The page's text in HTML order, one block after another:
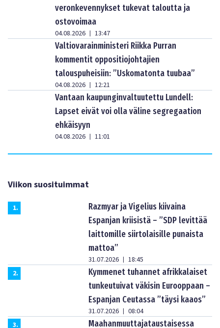
veronkevennykset tukevat taloutta ja
ostovoimaa
04.08.2026 | 13:47
Valtiovarainministeri Riikka Purran
kommentit oppositiojohtajien
talouspuheisiin: ”Uskomatonta tuubaa”
04.08.2026 | 12:21
Vantaan kaupunginvaltuutettu Lundell:
Lapset eivät voi olla väline segregaation
ehkäisyyn
04.08.2026 | 11:01
Viikon suosituimmat
1.
Razmyar ja Vigelius kiivaina
Espanjan kriisistä – ”SDP levittää
laittomille siirtolaisille punaista
mattoa”
31.07.2026 | 18:45
2.
Kymmenet tuhannet afrikkalaiset
tunkeutuivat väkisin Eurooppaan –
Espanjan Ceutassa ”täysi kaaos”
31.07.2026 | 08:04
3. Maahanmuuttajataustaisessa